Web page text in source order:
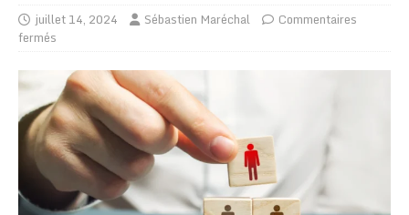
juillet 14, 2024 Sébastien Maréchal
Commentaires
fermés